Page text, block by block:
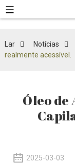
Lar Notícias
realmente acessível.
Óleo de
2025-03-03